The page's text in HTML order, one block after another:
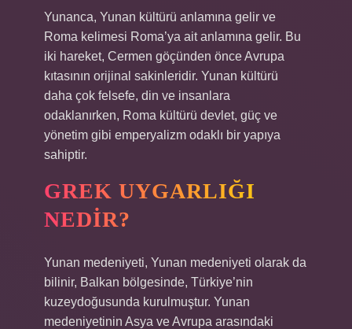
Yunanca, Yunan kültürü anlamına gelir ve
Roma kelimesi Roma’ya ait anlamına gelir. Bu
iki hareket, Cermen göçünden önce Avrupa
kıtasının orijinal sakinleridir. Yunan kültürü
daha çok felsefe, din ve insanlara
odaklanırken, Roma kültürü devlet, güç ve
yönetim gibi emperyalizm odaklı bir yapıya
sahiptir.
GREK UYGARLIĞI
NEDIR?
Yunan medeniyeti, Yunan medeniyeti olarak da
bilinir, Balkan bölgesinde, Türkiye’nin
kuzeydoğusunda kurulmuştur. Yunan
medeniyetinin Asya ve Avrupa arasındaki